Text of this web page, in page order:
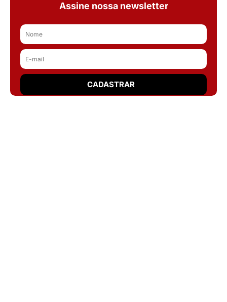
Assine nossa newsletter